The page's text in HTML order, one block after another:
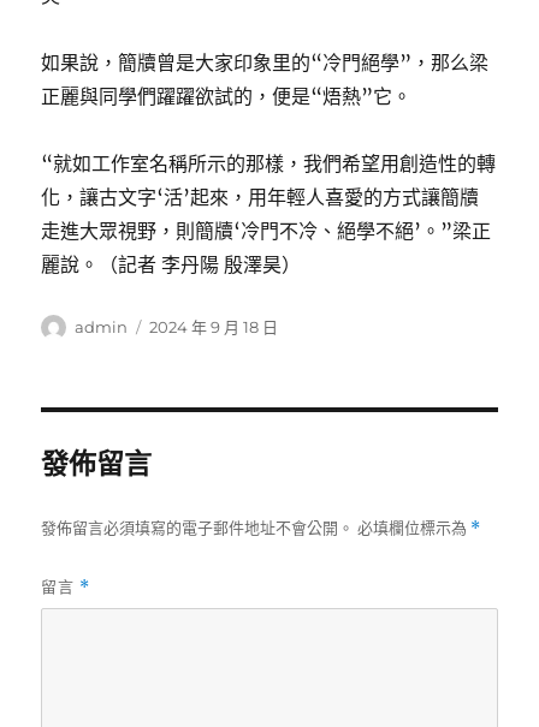
如果說，簡牘曾是大家印象里的“冷門絕學”，那么梁
正麗與同學們躍躍欲試的，便是“焐熱”它。
“就如工作室名稱所示的那樣，我們希望用創造性的轉
化，讓古文字‘活’起來，用年輕人喜愛的方式讓簡牘
走進大眾視野，則簡牘‘冷門不冷、絕學不絕’。”梁正
麗說。（記者 李丹陽 殷澤昊）
作
admin
發
2024 年 9 月 18 日
發佈留言
發佈留言必須填寫的電子郵件地址不會公開。 必填欄位標示為 *
留言 *